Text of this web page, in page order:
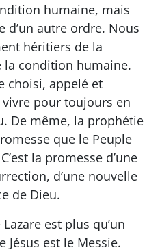
humaine, mais
d’un autre ordre. Nous
héritiers de la
la condition humaine.
choisi, appelé et
pour toujours en
De même, la prophétie
que le Peuple
la promesse d’une
d’une nouvelle
de Dieu.
est plus qu’un
Jésus est le Messie.